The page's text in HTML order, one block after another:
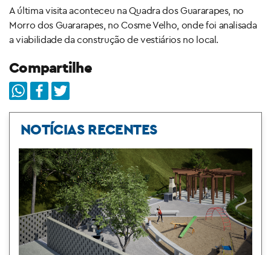
A última visita aconteceu na Quadra dos Guararapes, no
Morro dos Guararapes, no Cosme Velho, onde foi analisada
a viabilidade da construção de vestiários no local.
Compartilhe
NOTÍCIAS RECENTES